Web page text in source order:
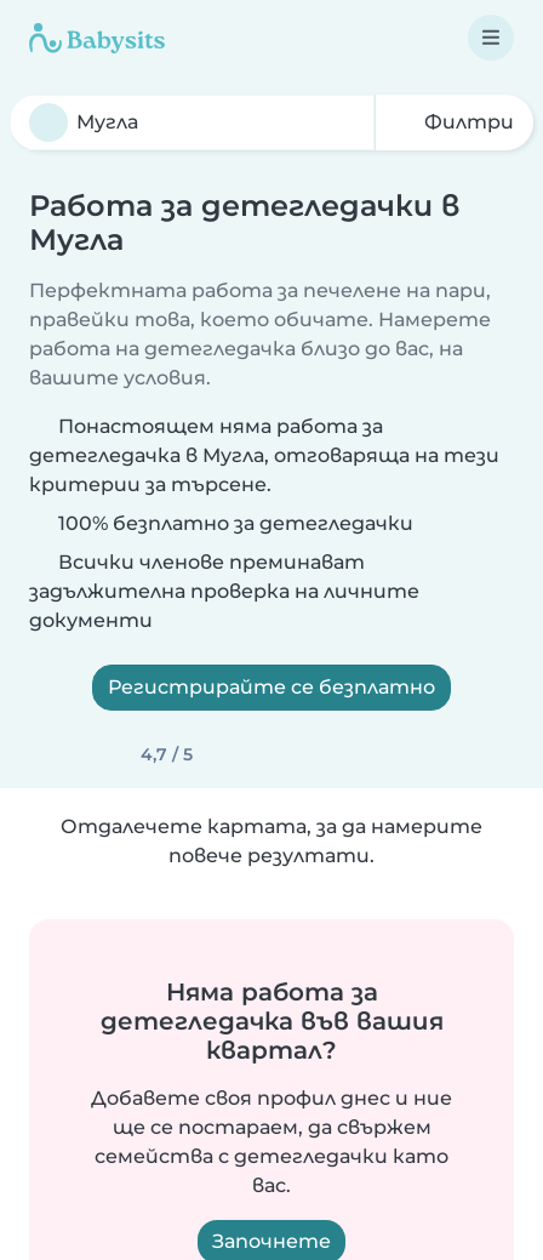
Филтри
Работа за детегледачки в
Мугла
Перфектната работа за печелене на пари,
правейки това, което обичате. Намерете
работа на детегледачка близо до вас, на
вашите условия.
Понастоящем няма работа за
детегледачка в Мугла, отговаряща на тези
критерии за търсене.
100% безплатно за детегледачки
Всички членове преминават
задължителна проверка на личните
документи
Регистрирайте се безплатно
4,7 / 5
Отдалечете картата, за да намерите
повече резултати.
Няма работа за
детегледачка във вашия
квартал?
Добавете своя профил днес и ние
ще се постараем, да свържем
семейства с детегледачки като
вас.
Започнете